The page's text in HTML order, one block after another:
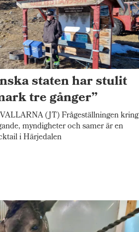
staten har stulit
tre gånger”
(JT) Frågeställningen kring
myndigheter och samer är en
i Härjedalen